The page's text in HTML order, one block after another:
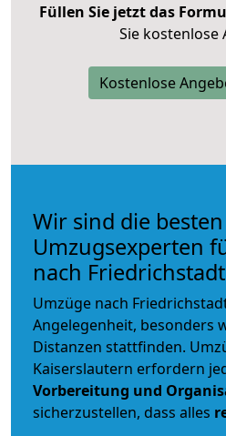
Füllen Sie jetzt das
Sie kostenlose
Kostenlose
Wir sind die besten
Umzugsexperten
nach Friedrichstadt
Umzüge nach
Angelegenheit, besonders
Distanzen stattfinden.
Kaiserslautern erfordern
Vorbereitung und
sicherzustellen, dass alles